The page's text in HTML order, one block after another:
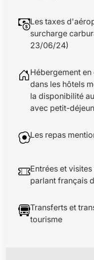
Les taxes
surcharge
23/06/24)
Hébergement
dans les hôtels
la disponibilité
avec petit-
Les repas
Entrées et
parlant français
Transferts et
tourisme